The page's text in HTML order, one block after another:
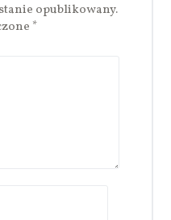
opublikowany.
*